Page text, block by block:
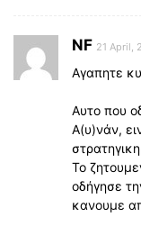
NF 21 April,
Αγαπητε
Αυτο που
Α(υ)νάν,
Το
οδήγησε
κανουμε